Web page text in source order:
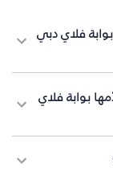
فلاي دبي
بوابة فلاي